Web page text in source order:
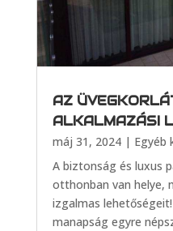
AZ
ALKALMAZÁSI
máj 31, 2024| Egyéb
A biztonság és luxus
otthonban van helye,
izgalmas
manapság egyre